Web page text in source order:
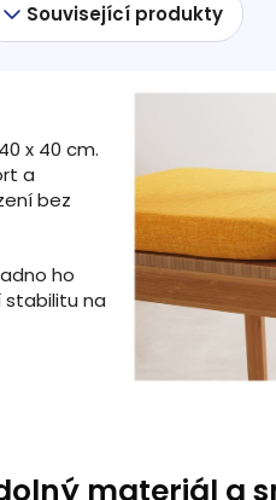
Související produkty
x 40 cm.
a
bez
ho
stabilitu na
materiál a